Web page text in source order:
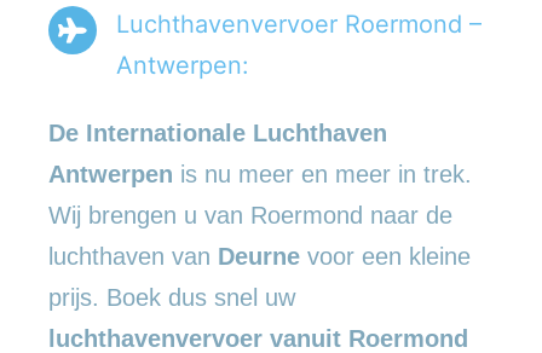
Luchthavenvervoer Roermond –
Antwerpen:
De Internationale Luchthaven
Antwerpen is nu meer en meer in trek.
Wij brengen u van Roermond naar de
luchthaven van Deurne voor een kleine
prijs. Boek dus snel uw
luchthavenvervoer vanuit Roermond